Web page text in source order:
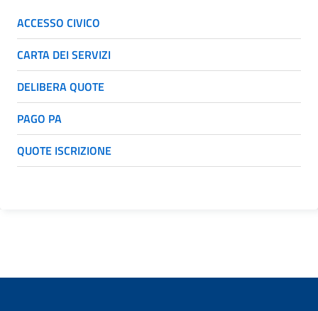
ACCESSO CIVICO
CARTA DEI SERVIZI
DELIBERA QUOTE
PAGO PA
QUOTE ISCRIZIONE